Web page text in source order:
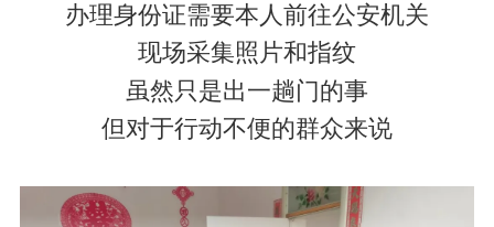
办理身份证需要本人前往公安机关
现场采集照片和指纹
虽然只是出一趟门的事
但对于行动不便的群众来说